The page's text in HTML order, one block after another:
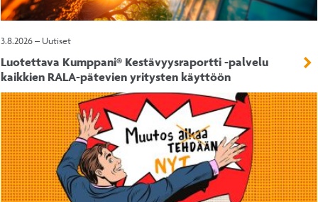
3.8.2026 – Uutiset
Luotettava Kumppani® Kestävyysraportti -palvelu
kaikkien RALA-pätevien yritysten käyttöön